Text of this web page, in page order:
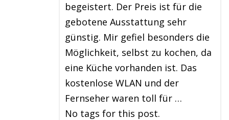
begeistert. Der Preis ist für die
gebotene Ausstattung sehr
günstig. Mir gefiel besonders die
Möglichkeit, selbst zu kochen, da
eine Küche vorhanden ist. Das
kostenlose WLAN und der
Fernseher waren toll für …
No tags for this post.